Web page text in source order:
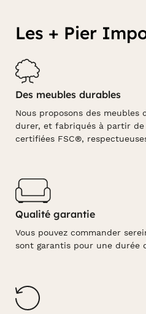
Les + Pier
Des meubles durables
Nous proposons des
durer, et fabriqués à partir
certifiées FSC®,
Qualité garantie
Vous pouvez commander
sont garantis pour une durée